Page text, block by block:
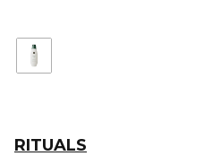
RITUALS